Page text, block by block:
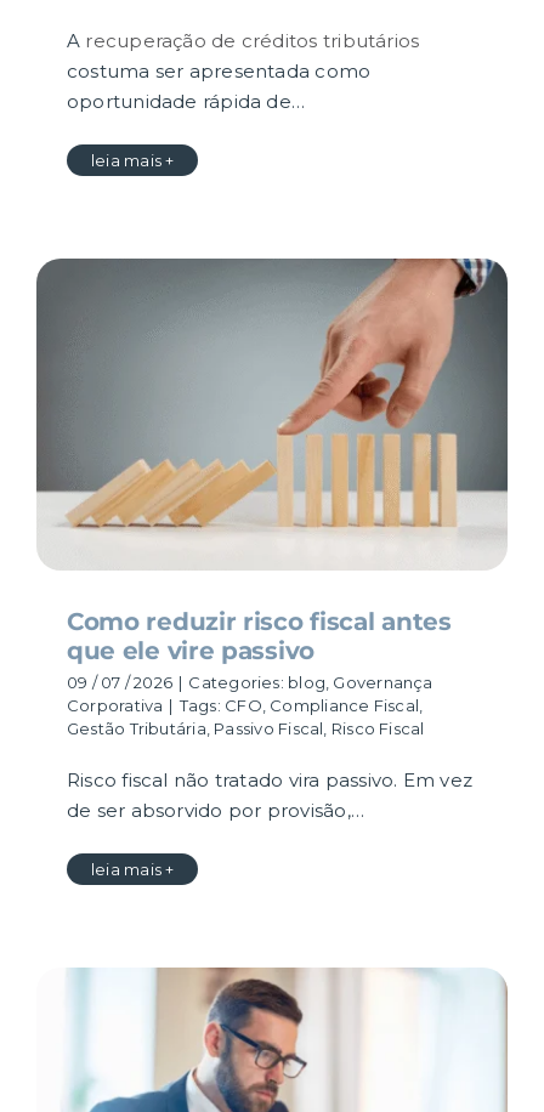
A recuperação de créditos tributários
costuma ser apresentada como
oportunidade rápida de…
leia mais +
Como reduzir risco fiscal antes
que ele vire passivo
09 / 07 / 2026 | Categories: blog Governança
Corporativa | Tags: CFO Compliance Fiscal
Gestão Tributária Passivo Fiscal Risco Fiscal
Risco fiscal não tratado vira passivo. Em vez
de ser absorvido por provisão,…
leia mais +